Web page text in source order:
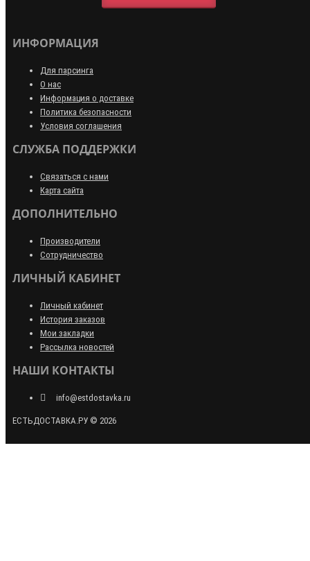
ИНФОРМАЦИЯ
Для парсинга
О нас
Информация о доставке
Политика безопасности
Условия соглашения
СЛУЖБА ПОДДЕРЖКИ
Связаться с нами
Карта сайта
ДОПОЛНИТЕЛЬНО
Производители
Сотрудничество
ЛИЧНЫЙ КАБИНЕТ
Личный кабинет
История заказов
Мои закладки
Рассылка новостей
НАШИ КОНТАКТЫ
info@estdostavka.ru
ЕСТЬДОСТАВКА.РУ © 2026